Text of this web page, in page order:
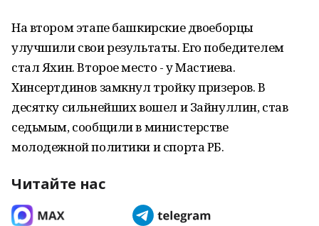
На втором этапе башкирские двоеборцы
улучшили свои результаты. Его победителем
стал Яхин. Второе место - у Мастиева.
Хинсертдинов замкнул тройку призеров. В
десятку сильнейших вошел и Зайнуллин, став
седьмым, сообщили в министерстве
молодежной политики и спорта РБ.
Читайте нас